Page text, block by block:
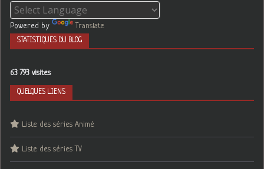
Powered by Translate
STATISTIQUES DU BLOG
63 793 visites
QUELQUES LIENS
Liste des séries Animé
Liste des séries TV